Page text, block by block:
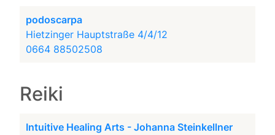
podoscarpa
Hietzinger Hauptstraße 4/4/12
0664 88502508
Reiki
Intuitive Healing Arts - Johanna Steinkellner